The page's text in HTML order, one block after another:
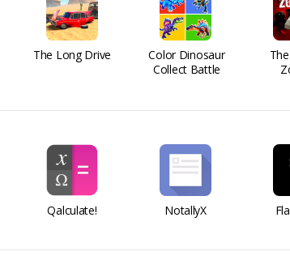
The Long Drive
Color Dinosaur
Collect Battle
Qalculate! NotallyX